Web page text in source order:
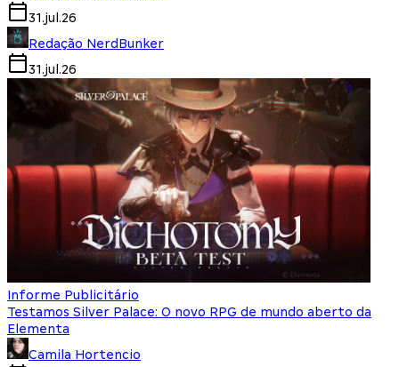
31.jul.26
Redação NerdBunker
31.jul.26
Informe Publicitário
Testamos Silver Palace: O novo RPG de mundo aberto da
Elementa
Camila Hortencio